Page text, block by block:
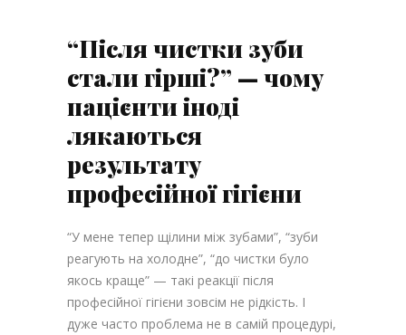
“Після чистки зуби
стали гірші?” — чому
пацієнти іноді
лякаються
результату
професійної гігієни
“У мене тепер щілини між зубами”, “зуби
реагують на холодне”, “до чистки було
якось краще” — такі реакції після
професійної гігієни зовсім не рідкість. І
дуже часто проблема не в самій процедурі,